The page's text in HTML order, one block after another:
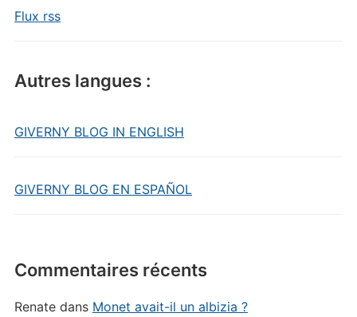
Flux rss
Autres langues :
GIVERNY BLOG IN ENGLISH
GIVERNY BLOG EN ESPAÑOL
Commentaires récents
Renatedans Monet avait-il un albizia ?